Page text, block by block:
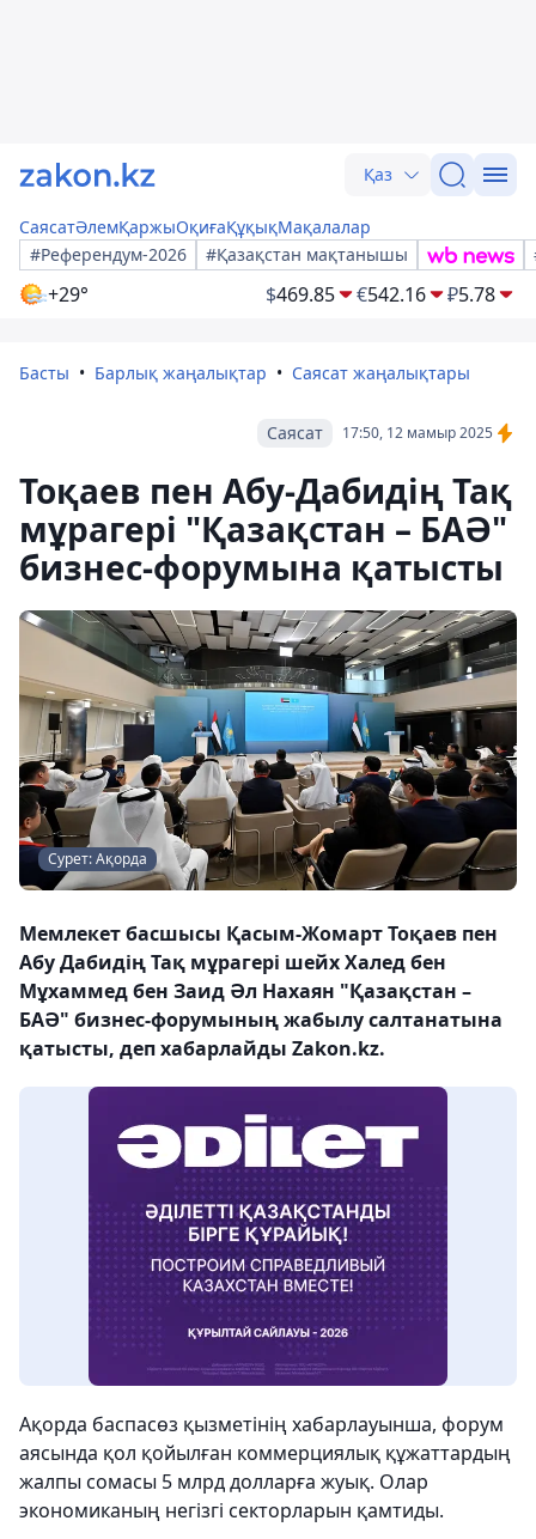
Қаз
СаясатӘлемҚаржыОқиғаҚұқықМақалалар
#Референдум-2026
#Қазақстан мақтанышы
+29° $469.85 €542.16 ₽5.78
Басты Барлық жаңалықтар Саясат жаңалықтары
17:50, 12 мамыр 2025
Саясат
Тоқаев пен Абу-Дабидің Тақ
мұрагері "Қазақстан – БАӘ"
бизнес-форумына қатысты
Сурет: Ақорда
Мемлекет басшысы Қасым-Жомарт Тоқаев пен
Абу Дабидің Тақ мұрагері шейх Халед бен
Мұхаммед бен Заид Әл Нахаян "Қазақстан –
БАӘ" бизнес-форумының жабылу салтанатына
қатысты, деп хабарлайды Zakon.kz.
Ақорда баспасөз қызметінің хабарлауынша, форум
аясында қол қойылған коммерциялық құжаттардың
жалпы сомасы 5 млрд долларға жуық. Олар
экономиканың негізгі секторларын қамтиды.